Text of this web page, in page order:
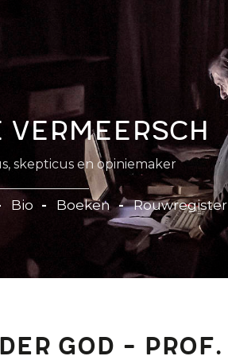
Vermeersch
skepticus en opiniemaker
Bio Boeken Rouwregister